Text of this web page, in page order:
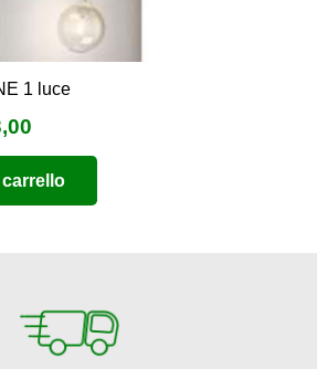
1 luce
prezzo
attuale
è: